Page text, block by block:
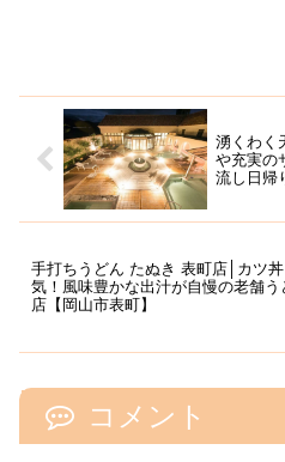
湧くわく
や充実の
流し日帰
手打ちうどん たぬき 表町店│カツ丼
気！風味豊かな出汁が自慢の老舗う
店【岡山市表町】
コメント